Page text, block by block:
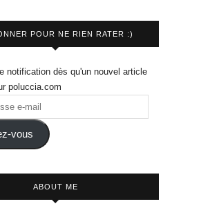
POUR NE RIEN RATER :)
notification dès qu'un nouvel article
poluccia.com
vous
ABOUT ME